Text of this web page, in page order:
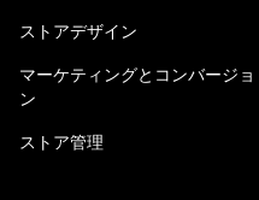
ストアデザイン
マーケティングとコンバージョ
ン
ストア管理